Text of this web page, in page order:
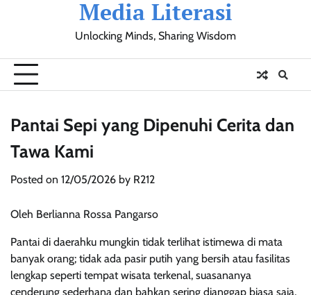
Media Literasi
Unlocking Minds, Sharing Wisdom
Pendidikan
SosialOlahraga
Resensi
Ulasan
Opini
Pantai Sepi yang Dipenuhi Cerita dan
Tawa Kami
Posted on 12/05/2026 by R212
Oleh Berlianna Rossa Pangarso
Pantai di daerahku mungkin tidak terlihat istimewa di mata
banyak orang; tidak ada pasir putih yang bersih atau fasilitas
lengkap seperti tempat wisata terkenal, suasananya
cenderung sederhana dan bahkan sering dianggap biasa saja,